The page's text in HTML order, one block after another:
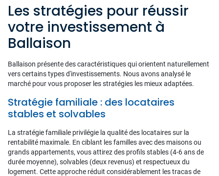
Les stratégies pour réussir
votre investissement à
Ballaison
Ballaison présente des caractéristiques qui orientent naturellement
vers certains types d'investissements. Nous avons analysé le
marché pour vous proposer les stratégies les mieux adaptées.
Stratégie familiale : des locataires
stables et solvables
La stratégie familiale privilégie la qualité des locataires sur la
rentabilité maximale. En ciblant les familles avec des maisons ou
grands appartements, vous attirez des profils stables (4-6 ans de
durée moyenne), solvables (deux revenus) et respectueux du
logement. Cette approche réduit considérablement les tracas de